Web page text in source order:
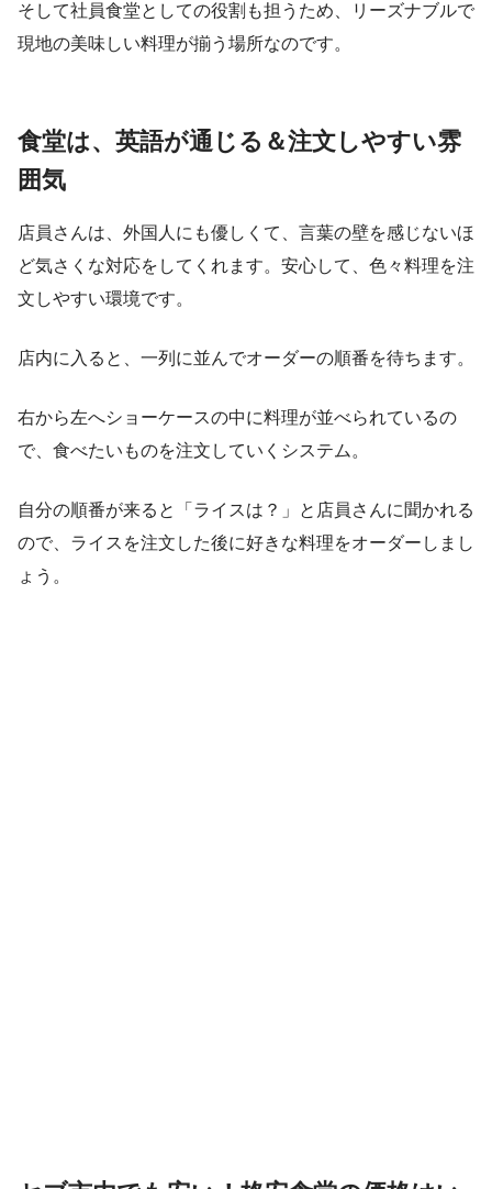
そして社員食堂としての役割も担うため、リーズナブルで
現地の美味しい料理が揃う場所なのです。
食堂は、英語が通じる＆注文しやすい雰
囲気
店員さんは、外国人にも優しくて、言葉の壁を感じないほ
ど気さくな対応をしてくれます。安心して、色々料理を注
文しやすい環境です。
店内に入ると、一列に並んでオーダーの順番を待ちます。
右から左へショーケースの中に料理が並べられているの
で、食べたいものを注文していくシステム。
自分の順番が来ると「ライスは？」と店員さんに聞かれる
ので、ライスを注文した後に好きな料理をオーダーしまし
ょう。